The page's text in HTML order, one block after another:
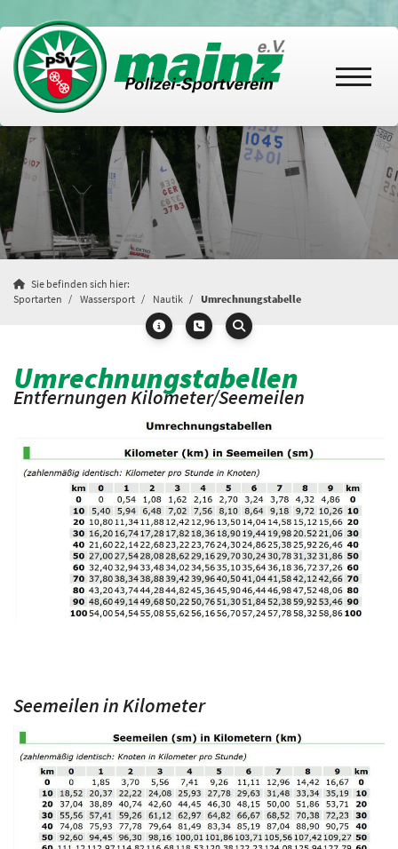
Sie befinden sich hier:
Sportarten
Wassersport Nautik Umrechnungstabelle
Umrechnungstabellen
Entfernungen Kilometer/Seemeilen
Seemeilen in Kilometer